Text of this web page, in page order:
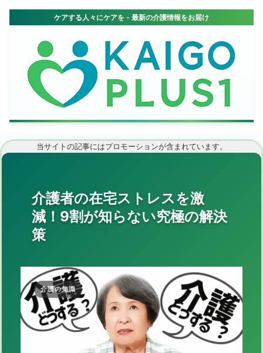
当サイトの記事にはプロモーションが含まれています。
介護者の在宅ストレスを激
減！9割が知らない究極の解決
策
介護の知識